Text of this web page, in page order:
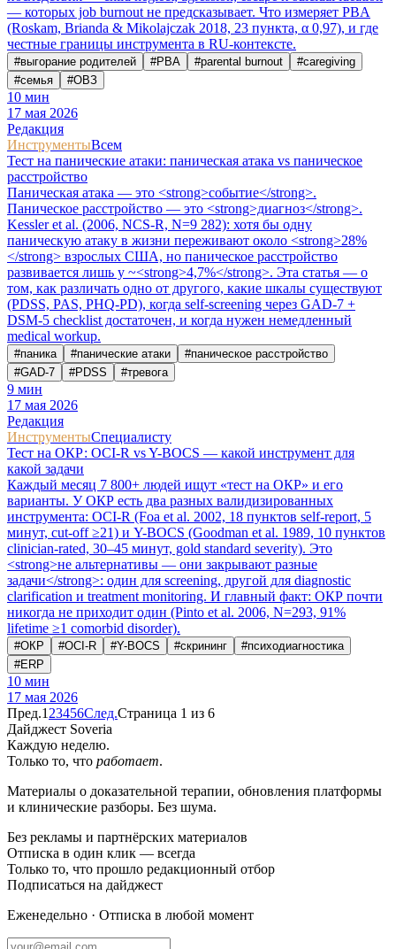
— которых job burnout не предсказывает. Что измеряет PBA
(Roskam, Brianda & Mikolajczak 2018, 23 пункта, α 0,97), и где
честные границы инструмента в RU-контексте.
#выгорание родителей #PBA #parental burnout #caregiving
#семья #ОВЗ
10 мин
17 мая 2026
Редакция
ИнструментыВсем
Тест на панические атаки: паническая атака vs паническое
расстройство
Паническая атака — это <strong>событие</strong>.
Паническое расстройство — это <strong>диагноз</strong>.
Kessler et al. (2006, NCS-R, N=9 282): хотя бы одну
паническую атаку в жизни переживают около <strong>28%
</strong> взрослых США, но паническое расстройство
развивается лишь у ~<strong>4,7%</strong>. Эта статья — о
том, как различать одно от другого, какие шкалы существуют
(PDSS, PAS, PHQ-PD), когда self-screening через GAD-7 +
DSM-5 checklist достаточен, и когда нужен немедленный
medical workup.
#паника #панические атаки #паническое расстройство
#GAD-7 #PDSS #тревога
9 мин
17 мая 2026
Редакция
ИнструментыСпециалисту
Тест на ОКР: OCI-R vs Y-BOCS — какой инструмент для
какой задачи
Каждый месяц 7 800+ людей ищут «тест на ОКР» и его
варианты. У ОКР есть два разных валидизированных
инструмента: OCI-R (Foa et al. 2002, 18 пунктов self-report, 5
минут, cut-off ≥21) и Y-BOCS (Goodman et al. 1989, 10 пунктов
clinician-rated, 30–45 минут, gold standard severity). Это
<strong>не альтернативы — они закрывают разные
задачи</strong>: один для screening, другой для diagnostic
clarification и treatment monitoring. И главный факт: ОКР почти
никогда не приходит один (Pinto et al. 2006, N=293, 91%
lifetime ≥1 comorbid disorder).
#ОКР #OCI-R #Y-BOCS #скрининг #психодиагностика
#ERP
10 мин
17 мая 2026
Пред.1 23456След.Страница 1 из 6
Дайджест Soveria
Каждую неделю.
Только то, что работает.
Материалы о доказательной терапии, обновления платформы
и клинические разборы. Без шума.
Без рекламы и партнёрских материалов
Отписка в один клик — всегда
Только то, что прошло редакционный отбор
Подписаться на дайджест
Еженедельно · Отписка в любой момент